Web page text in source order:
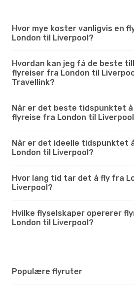
Hvor mye koster vanligvis en
London til Liverpool?
Hvordan kan jeg få de beste
flyreiser fra London til
Travellink?
Når er det beste tidspunktet
flyreise fra London til
Når er det ideelle tidspunktet
London til Liverpool?
Hvor lang tid tar det å fly fra
Liverpool?
Hvilke flyselskaper opererer
London til Liverpool?
Populære flyruter